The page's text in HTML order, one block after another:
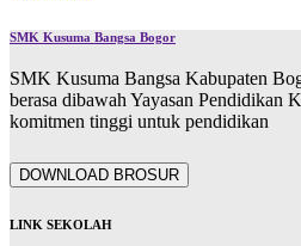
SMK Kusuma Bangsa Bogor
SMK Kusuma Bangsa Kabupaten
berasa dibawah Yayasan Pendidikan
komitmen tinggi untuk pendidikan
DOWNLOAD BROSUR
LINK SEKOLAH